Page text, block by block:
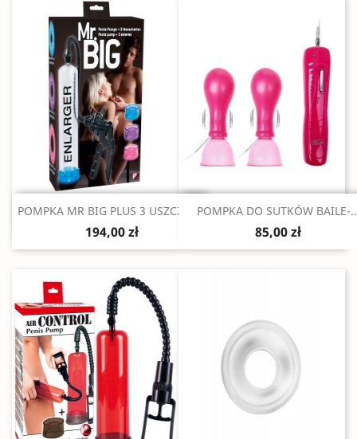
Szybki podgląd
POMPKA MR BIG PLUS 3 USZCZELKI
194,00 zł
Szybki podgląd
POMPKA DO SUTKÓW BAILE-
85,00 zł